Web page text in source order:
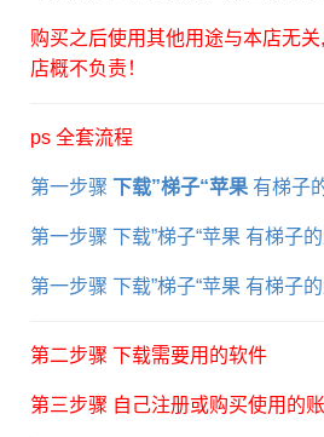
购买之后使用其他用途与本店无
店概不负责！
ps 全套流程
第一步骤 下载”梯子“苹果 有梯子
第一步骤 下载”梯子“苹果 有梯子
第一步骤 下载”梯子“苹果 有梯子
第二步骤 下载需要用的软件
第三步骤 自己注册或购买使用的